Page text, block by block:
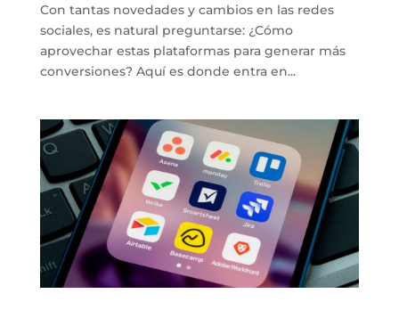
Con tantas novedades y cambios en las redes
sociales, es natural preguntarse: ¿Cómo
aprovechar estas plataformas para generar más
conversiones? Aquí es donde entra en...